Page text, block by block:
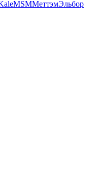
MSMМеттэмЭльбор